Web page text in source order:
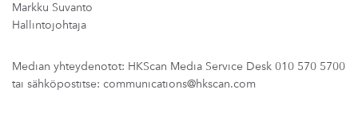
Markku Suvanto
Hallintojohtaja
Median yhteydenotot: HKScan Media Service Desk 010 570 5700
tai sähköpostitse: communications@hkscan.com